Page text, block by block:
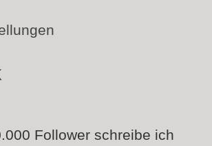
Follower schreibe ich